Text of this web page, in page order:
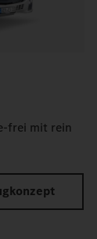
frei mit rein